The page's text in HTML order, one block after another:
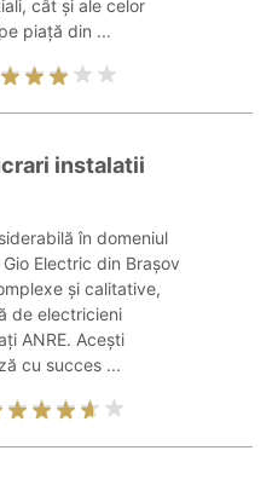
cât și ale celor
piață din ...
instalatii
în domeniul
Electric din Brașov
și calitative,
de electricieni
ANRE. Acești
cu succes ...